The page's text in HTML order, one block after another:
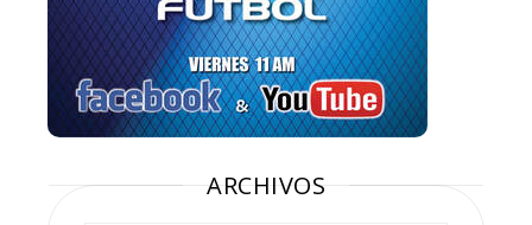
ARCHIVOS